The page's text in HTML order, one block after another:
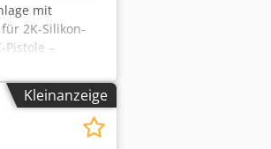
mit
2K-Silikon-
–
mm –
Abspritzen bei
benutzt –
Absprache
Kleinanzeige